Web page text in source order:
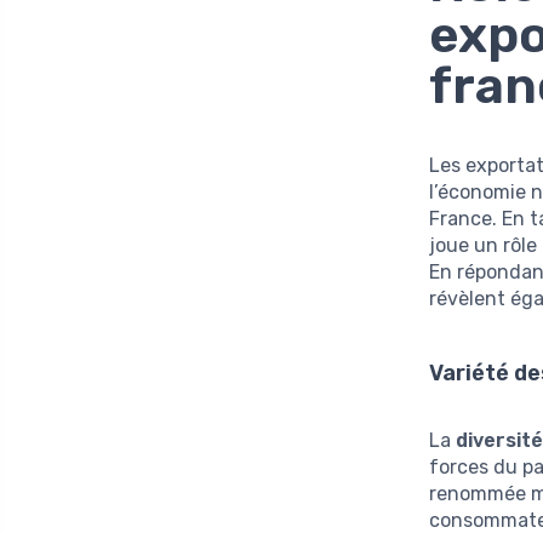
Les
l’économie
France. En
joue un
En
révèlent
Variété
La
forces du
renommée